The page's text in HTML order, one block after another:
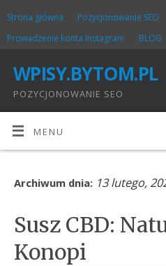
Strona główna Pozycjonowanie SEO
Prowadzenie konta Instagram
BLOG
WPISY.BYTOM.PL
POZYCJONOWANIE SEO
MENU
Archiwum dnia: 13 lutego,
Susz CBD:
Konopi